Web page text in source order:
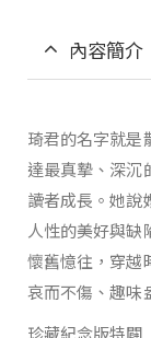
內容簡介
琦君的名字就是
達最真摯、深沉
讀者成長。她說
人性的美好與缺
懷舊憶往，穿越
哀而不傷、趣味
珍藏紀念版特闢